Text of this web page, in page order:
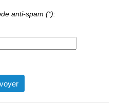
anti-spam (*):